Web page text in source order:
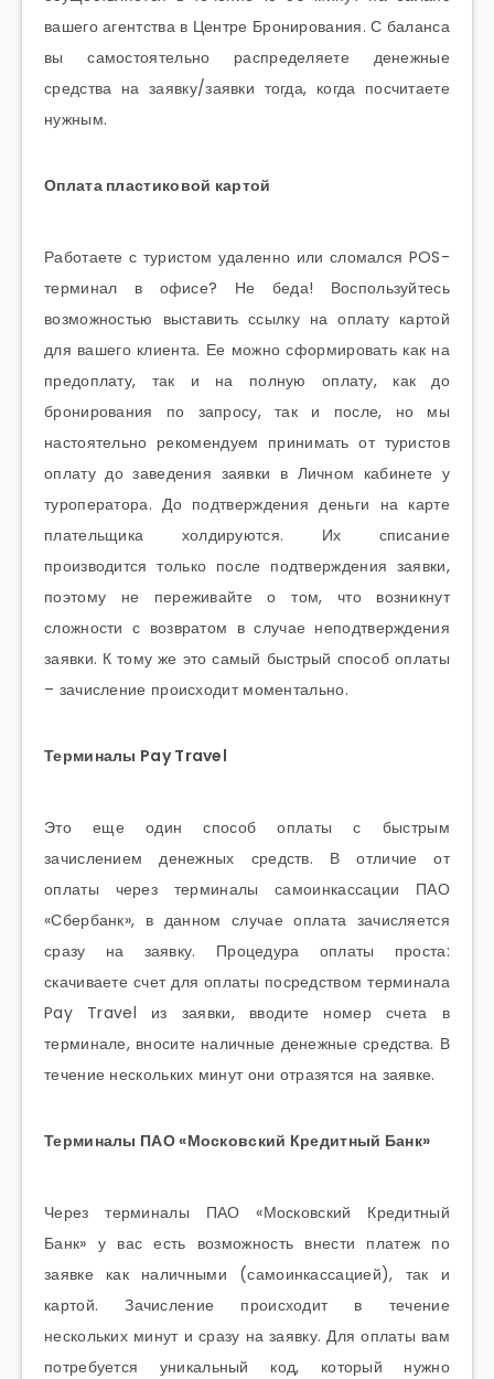
вашего агентства в Центре Бронирования. С баланса
вы самостоятельно распределяете денежные
средства на заявку/заявки тогда, когда посчитаете
нужным.
Оплата пластиковой картой
Работаете с туристом удаленно или сломался POS-
терминал в офисе? Не беда! Воспользуйтесь
возможностью выставить ссылку на оплату картой
для вашего клиента. Ее можно сформировать как на
предоплату, так и на полную оплату, как до
бронирования по запросу, так и после, но мы
настоятельно рекомендуем принимать от туристов
оплату до заведения заявки в Личном кабинете у
туроператора. До подтверждения деньги на карте
плательщика холдируются. Их списание
производится только после подтверждения заявки,
поэтому не переживайте о том, что возникнут
сложности с возвратом в случае неподтверждения
заявки. К тому же это самый быстрый способ оплаты
– зачисление происходит моментально.
Терминалы Pay Travel
Это еще один способ оплаты с быстрым
зачислением денежных средств. В отличие от
оплаты через терминалы самоинкассации ПАО
«Сбербанк», в данном случае оплата зачисляется
сразу на заявку. Процедура оплаты проста:
скачиваете счет для оплаты посредством терминала
Pay Travel из заявки, вводите номер счета в
терминале, вносите наличные денежные средства. В
течение нескольких минут они отразятся на заявке.
Терминалы ПАО «Московский Кредитный Банк»
Через терминалы ПАО «Московский Кредитный
Банк» у вас есть возможность внести платеж по
заявке как наличными (самоинкассацией), так и
картой. Зачисление происходит в течение
нескольких минут и сразу на заявку. Для оплаты вам
потребуется уникальный код, который нужно